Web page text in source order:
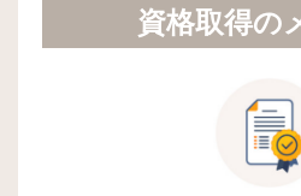
資格取得の